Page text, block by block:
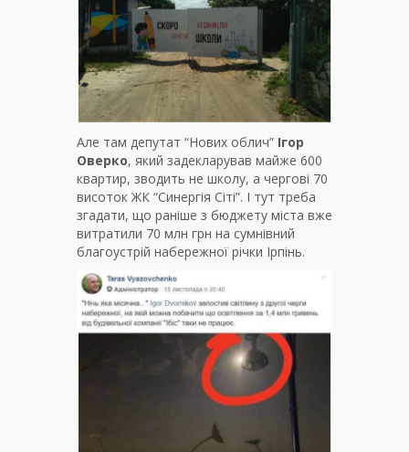
Але там депутат “Нових облич” Ігор
Оверко, який задекларував майже 600
квартир, зводить не школу, а чергові 70
висоток ЖК “Синергія Сіті”. І тут треба
згадати, що раніше з бюджету міста вже
витратили 70 млн грн на сумнівний
благоустрій набережної річки Ірпінь.